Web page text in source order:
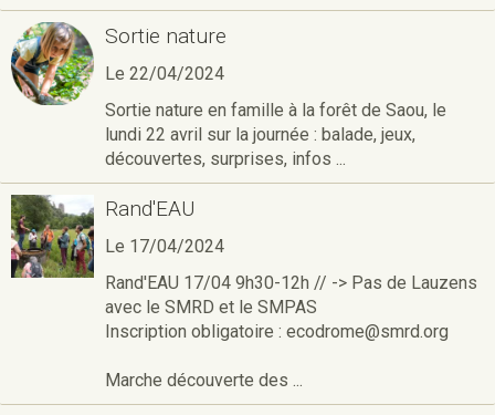
Sortie nature
Le 22/04/2024
Sortie nature en famille à la forêt de Saou, le
lundi 22 avril sur la journée : balade, jeux,
découvertes, surprises, infos ...
Rand'EAU
Le 17/04/2024
Rand'EAU 17/04 9h30-12h // -> Pas de Lauzens
avec le SMRD et le SMPAS
Inscription obligatoire : ecodrome@smrd.org
Marche découverte des ...